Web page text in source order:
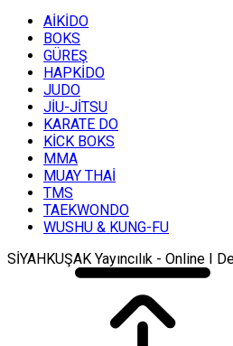
AİKİDO
BOKS
GÜREŞ
HAPKİDO
JUDO
JİU-JİTSU
KARATE DO
KİCK BOKS
MMA
MUAY THAİ
TMS
TAEKWONDO
WUSHU & KUNG-FU
SİYAHKUŞAK Yayıncılık - Online I